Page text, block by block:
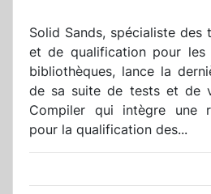
Solid Sands, spécialiste des
et de qualification pour les
bibliothèques, lance la
de sa suite de tests et de
Compiler qui intègre une
pour la qualification des...